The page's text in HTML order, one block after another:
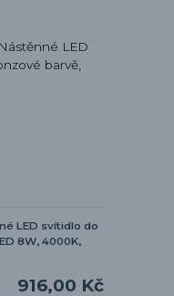
LED svítidlo do
8W, 4000K,
916,00 Kč